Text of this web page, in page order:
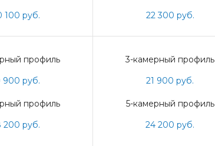
100 руб.
22 300 руб.
профиль
900 руб.
профиль
200 руб.
3-камерный профиль
21 900 руб.
5-камерный профиль
24 200 руб.